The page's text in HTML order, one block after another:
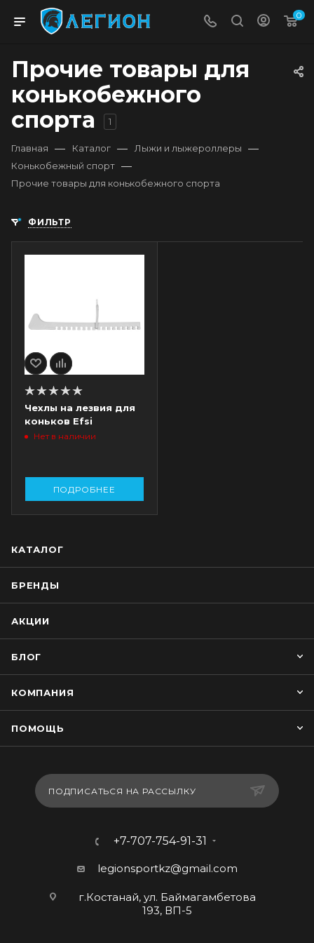
0
Прочие товары для
конькобежного
спорта
1
Главная — Каталог — Лыжи и лыжероллеры —
Конькобежный спорт —
Прочие товары для конькобежного спорта
ФИЛЬТР
Чехлы на лезвия для
коньков Efsi
Нет в наличии
ПОДРОБНЕЕ
КАТАЛОГ
БРЕНДЫ
АКЦИИ
БЛОГ
КОМПАНИЯ
ПОМОЩЬ
ПОДПИСАТЬСЯ НА РАССЫЛКУ
+7-707-754-91-31
legionsportkz@gmail.com
г.Костанай, ул. Баймагамбетова
193, ВП-5